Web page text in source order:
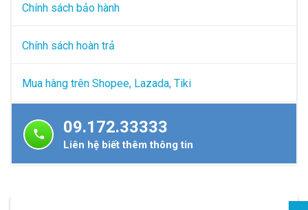
Chính sách bảo hành
Chính sách hoàn trả
Mua hàng trên Shopee, Lazada, Tiki
09.172.33333
Liên hệ biết thêm thông tin